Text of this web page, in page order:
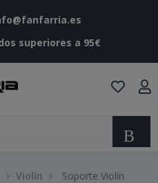
superiores a 95€
Violín Soporte Violín